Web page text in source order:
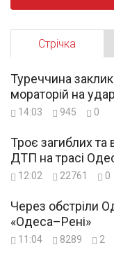
Стрічка
Туреччина
мораторій на
14:03 945 0
Троє загиблих та
ДТП на трасі
12:02 22761 0
Через обстріли
«Одеса–Рені»
11:04 8289 2